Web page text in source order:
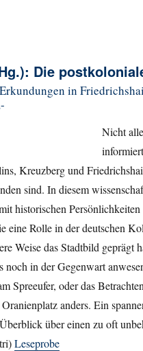
Die
in
Nicht
Kreuzberg und
sind. In diesem
historischen
eine Rolle in der deutschen
Weise das Stadtbild geprägt
noch in der Gegenwart
Spreeufer, oder das
anders. Ein
über einen zu oft
Leseprobe